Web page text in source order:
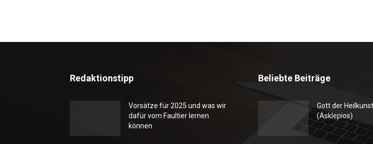
Redaktionstipp
Vorsätze für 2025 und was wir
dafür vom Faultier lernen
können
Beliebte Beiträge
Gott der
(Äsklepios)